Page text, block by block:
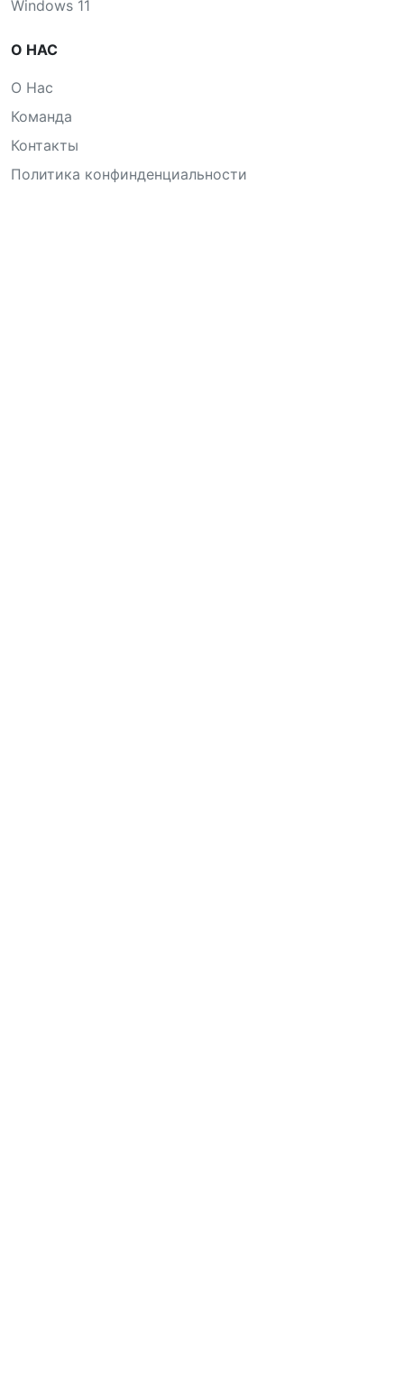
Windows 11
О НАС
О Нас
Команда
Контакты
Политика конфинденциальности